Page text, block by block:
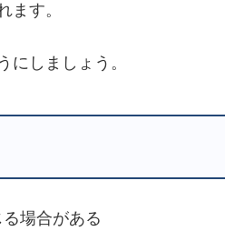
ます。
しましょう。
場合がある